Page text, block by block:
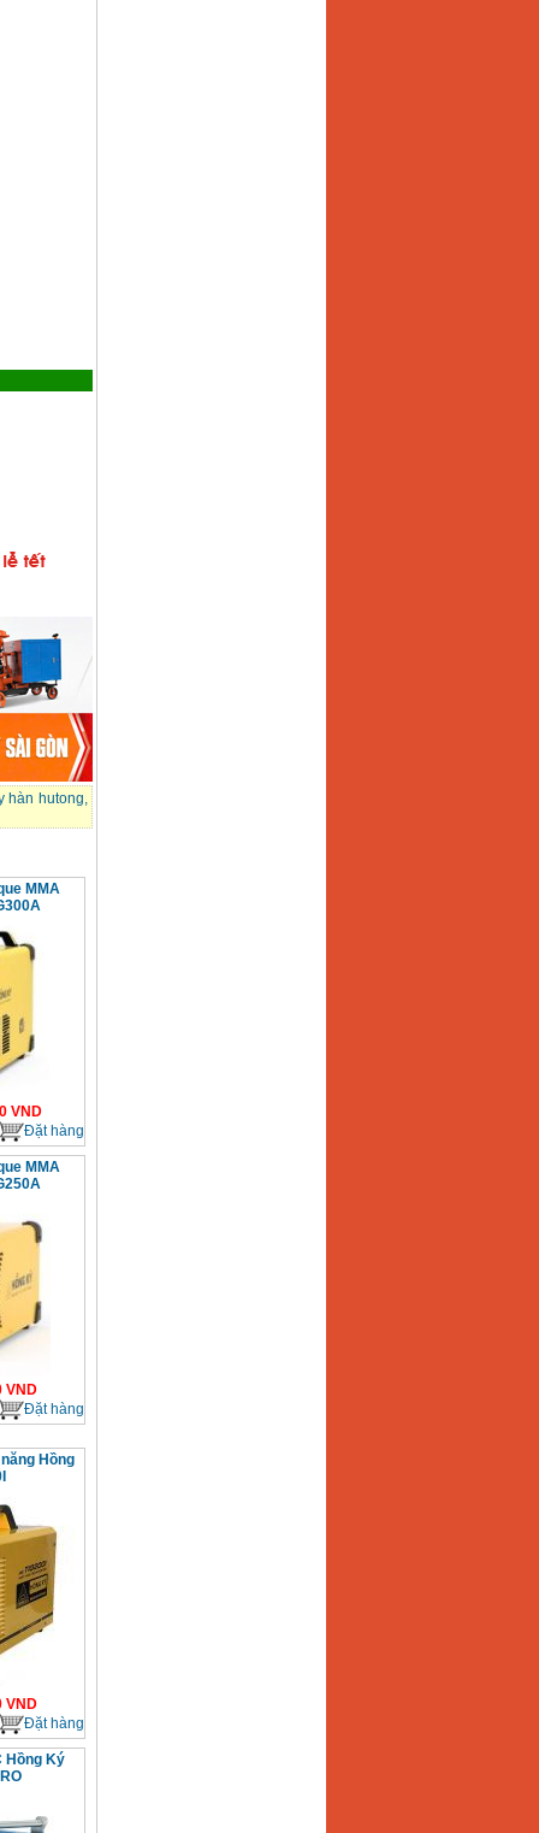
hàn hutong,
MMA
VND
Đặt hàng
MMA
VND
Đặt hàng
Hồng
VND
Đặt hàng
Hồng Ký